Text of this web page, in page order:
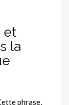
et
la
phrase,